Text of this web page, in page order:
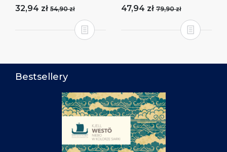
32,94 zł 54,90 zł 47,94 zł 79,90 zł
Bestsellery